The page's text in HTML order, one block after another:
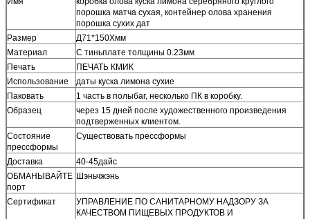
порошка матча сухая, контейнер олова хранения
порошка сухих дат
Размер
Д71*150Хмм
Материал
С тиньплате толщины 0.23мм
Печать
ПЕЧАТЬ КМИК
Использование
даты куска лимона сухие
Паковать
1 часть в полыбаг, несколько ПК в коробку.
Образец
через 15 дней после художественного произведения
подтверженных клиентом.
Состояние
прессформы
Существовать прессформы
Доставка
40-45дайс
ОБМАНЫВАЙТЕ
порт
Шэньчжэнь
Сертификат
УПРАВЛЕНИЕ ПО САНИТАРНОМУ НАДЗОРУ ЗА
КАЧЕСТВОМ ПИЩЕВЫХ ПРОДУКТОВ И